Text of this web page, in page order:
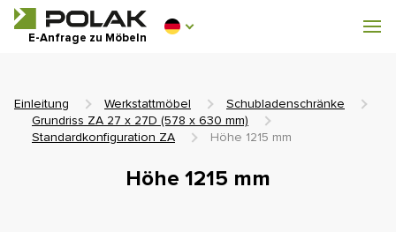
E-Anfrage zu Möbeln
Werkstattmöbel
0 €
Einleitung Werkstattmöbel
Schubladenschränke
Grundriss ZA 27 x 27D (578 x 630 mm)
Standardkonfiguration ZA
Höhe 1215 mm
Höhe 1215 mm